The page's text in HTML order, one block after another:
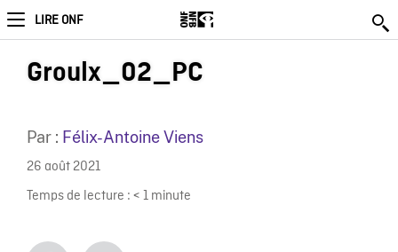
LIRE ONF
Groulx_02_PC
Par : Félix-Antoine Viens
26 août 2021
Temps de lecture : < 1 minute